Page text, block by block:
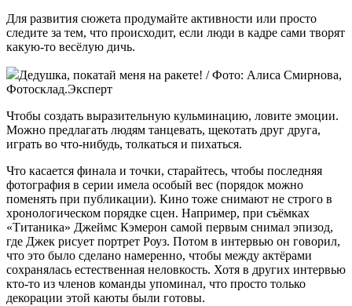
Для развития сюжета продумайте активности или просто
следите за тем, что происходит, если люди в кадре сами творят
какую-то весёлую дичь.
Дедушка, покатай меня на ракете! / Фото: Алиса Смирнова,
Фотосклад.Эксперт
Чтобы создать выразительную кульминацию, ловите эмоции.
Можно предлагать людям танцевать, щекотать друг друга,
играть во что-нибудь, толкаться и пихаться.
Что касается финала и точки, старайтесь, чтобы последняя
фотография в серии имела особый вес (порядок можно
поменять при публикации). Кино тоже снимают не строго в
хронологическом порядке сцен. Например, при съёмках
«Титаника» Джеймс Кэмерон самой первым снимал эпизод,
где Джек рисует портрет Роуз. Потом в интервью он говорил,
что это было сделано намеренно, чтобы между актёрами
сохранялась естественная неловкость. Хотя в других интервью
кто-то из членов команды упоминал, что просто только
декорации этой каюты были готовы.